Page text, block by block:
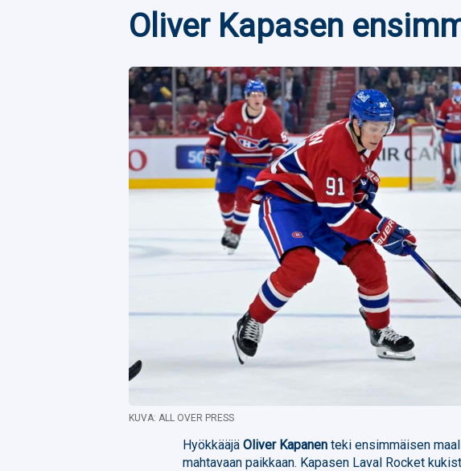
Oliver Kapasen
KUVA: ALL OVER PRESS
HyökkääjäOliver Kapanen teki ensimmäisen
mahtavaan paikkaan. Kapasen Laval Rocket